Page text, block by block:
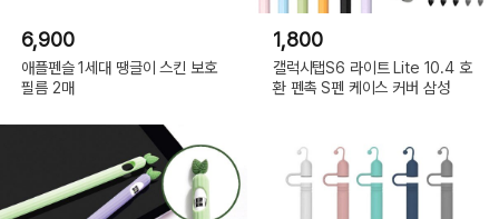
6,900
애플펜슬 1세대 땡글이 스킨 보호
필름 2매
1,800
갤럭시탭S6 라이트 Lite 10.4 호
환 펜촉 S펜 케이스 커버 삼성